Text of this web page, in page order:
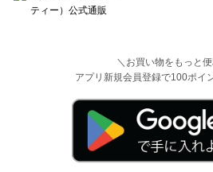
＼お買い物をもっと
アプリ新規会員登録で100ポイ